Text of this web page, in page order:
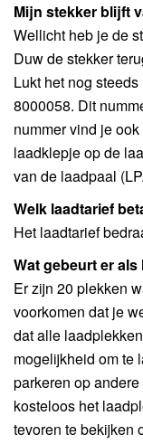
Mijn stekker blijft
Wellicht heb je de
Duw de stekker
Lukt het nog
8000058. Dit
nummer vind je
laadklepje op de
van de laadpaal
Welk laadtarief
Het laadtarief
Wat gebeurt er
Er zijn 20 plekken
voorkomen dat je
dat alle
mogelijkheid om te
parkeren op
kosteloos het
tevoren te bekijken